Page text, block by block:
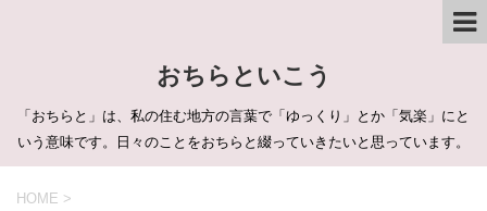
おちらといこう
「おちらと」は、私の住む地方の言葉で「ゆっくり」とか「気楽」にと
いう意味です。日々のことをおちらと綴っていきたいと思っています。
HOME >